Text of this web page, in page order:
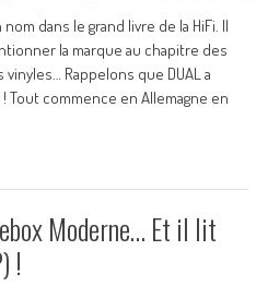
dans le grand livre de la HiFi. Il
la marque au chapitre des
Rappelons que DUAL a
Tout commence en Allemagne en
Moderne… Et il lit
!